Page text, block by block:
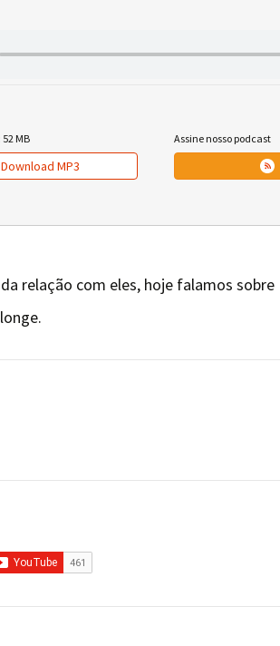
MB
Download MP3
Assine nosso podcast
relação com eles, hoje falamos sobre